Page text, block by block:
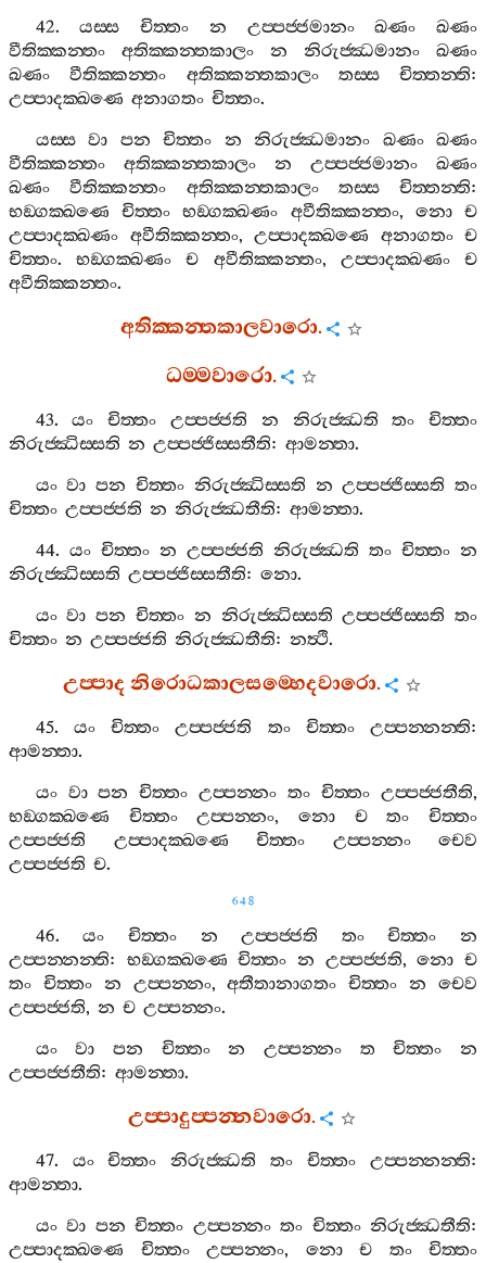
42.යස‍්ස චිත‍්තං න උප‍්පජ‍්ජමානං ඛණං
ඛණං
වීතික‍්කන‍්තං
අතික‍්කන‍්තකාලං න නිරුජ‍්ඣමානං
ඛණං
ඛණං
වීතික‍්කන‍්තං අතික‍්කන‍්තකාලං තස‍්ස චිත‍්තන‍්ති:
උප‍්පාදක‍්ඛණෙ අනාගතං චිත‍්තං.
යස‍්ස
වා පන චිත‍්තං න නිරුජ‍්ඣමානං ඛණං
ඛණං
වීතික‍්කන‍්තං
අතික‍්කන‍්තකාලං න උප‍්පජ‍්ජමානං
ඛණං
ඛණං
වීතික‍්කන‍්තං අතික‍්කන‍්තකාලං තස‍්ස චිත‍්තන‍්ති:
භඞ‍්ගක‍්ඛණෙ
චිත‍්තං භඞ‍්ගක‍්ඛණං අවීතික‍්කන‍්තං, නො ච
උප‍්පාදක‍්ඛණං අවීතික‍්කන‍්තං, උප‍්පාදක‍්ඛණෙ අනාගතං ච
චිත‍්තං.භඞ‍්ගක‍්ඛණං ච අවීතික‍්කන‍්තං, උප‍්පාදක‍්ඛණං
ච
අවීතික‍්කන‍්තං.
අතික‍්කන‍්තකාලවාරො.
ධම‍්මවාරො.
43.යං චිත‍්තං උප‍්පජ‍්ජති න නිරුජ‍්ඣති තං
චිත‍්තං
නිරුජ‍්ඣිස‍්සති න උප‍්පජ‍්ජිස‍්සතීති: ආමන‍්තා.
යං වා පන චිත‍්තං නිරුජ‍්ඣිස‍්සති න උප‍්පජ‍්ජිස‍්සති තං
චිත‍්තං උප‍්පජ‍්ජති න නිරුජ‍්ඣතීති: ආමන‍්තා.
44. යං චිත‍්තං න උප‍්පජ‍්ජති නිරුජ‍්ඣති තං චිත‍්තං න
නිරුජ‍්ඣිස‍්සති උප‍්පජ‍්ජිස‍්සතීති: නො.
යං වා පන චිත‍්තං න නිරුජ‍්ඣිස‍්සති උප‍්පජ‍්ජිස‍්සති තං
චිත‍්තං න උප‍්පජ‍්ජති නිරුජ‍්ඣතීති: නත්‍ථි.
උප‍්පාදනිරොධකාලසම‍්හෙදවාරො.
45. යං චිත‍්තං උප‍්පජ‍්ජති තං චිත‍්තං උප‍්පන‍්නන‍්ති:
ආමන‍්තා.
යං වා පන චිත‍්තං උප‍්පන‍්නං තං චිත‍්තං උප‍්පජ‍්ජතීති,
භඞ‍්ගක‍්ඛණෙ
චිත‍්තං උප‍්පන‍්නං,නො ච තං
චිත‍්තං
උප‍්පජ‍්ජති
උප‍්පාදක‍්ඛණෙ චිත‍්තං උප‍්පන‍්නං
චෙව
උප‍්පජ‍්ජති ච.
648
46.යං චිත‍්තං න උප‍්පජ‍්ජති තං චිත‍්තං
න
උප‍්පන‍්නන‍්ති: භඞ‍්ගක‍්ඛණෙ චිත‍්තං න උප‍්පජ‍්ජති,නො ච
තං චිත‍්තං න උප‍්පන‍්නං,අතීතානාගතං චිත‍්තං න
චෙව
උප‍්පජ‍්ජති, න ච උප‍්පන‍්නං.
යං
වා පන චිත‍්තං න උප‍්පන‍්නං ත චිත‍්තං
න
උප‍්පජ‍්ජතීති: ආමන‍්තා.
උප‍්පාදුප‍්පන‍්නවාරො.
47. යං චිත‍්තං නිරුජ‍්ඣති තං චිත‍්තං උප‍්පන‍්නන‍්ති:
ආමන‍්තා.
යං වා පන චිත‍්තං උප‍්පන‍්නං තං චිත‍්තං නිරුජ‍්ඣතීති:
උප‍්පාදක‍්ඛණෙ
චිත‍්තං උප‍්පන‍්නං, නො ච තං
චිත‍්තං